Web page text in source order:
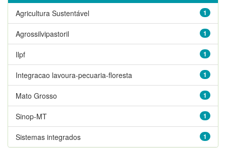
1
Agricultura Sustentável
1
Agrossilvipastoril
1
Ilpf
1
Integracao lavoura-pecuaria-floresta
1
Mato Grosso
1
Sinop-MT
1
Sistemas integrados